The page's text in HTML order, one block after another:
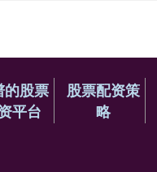
的股票
平台
股票配资策
略